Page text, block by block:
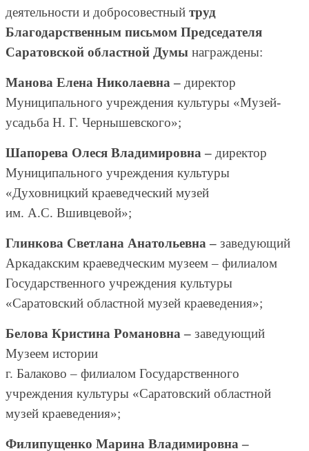
деятельности и добросовестный труд
Благодарственным письмом Председателя
Саратовской областной Думы награждены:
Манова Елена Николаевна – директор
Муниципального учреждения культуры «Музей-
усадьба Н. Г. Чернышевского»;
Шапорева Олеся Владимировна – директор
Муниципального учреждения культуры
«Духовницкий краеведческий музей
им. А.С. Вшивцевой»;
Глинкова Светлана Анатольевна – заведующий
Аркадакским краеведческим музеем – филиалом
Государственного учреждения культуры
«Саратовский областной музей краеведения»;
Белова Кристина Романовна – заведующий
Музеем истории
г. Балаково – филиалом Государственного
учреждения культуры «Саратовский областной
музей краеведения»;
Филипущенко Марина Владимировна –